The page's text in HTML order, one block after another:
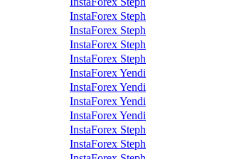
InstaForex Steph
InstaForex Steph
InstaForex Steph
InstaForex Steph
InstaForex Yendi
InstaForex Yendi
InstaForex Yendi
InstaForex Yendi
InstaForex Steph
InstaForex Steph